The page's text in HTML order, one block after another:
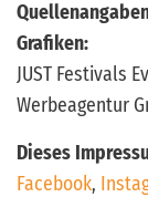
Grafiken:
JUST Festivals
Werbeagentur
Dieses
Facebook,